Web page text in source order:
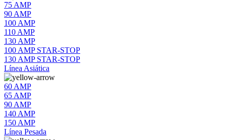
75 AMP
90 AMP
100 AMP
110 AMP
130 AMP
100 AMP STAR-STOP
130 AMP STAR-STOP
Línea Asiática
60 AMP
65 AMP
90 AMP
140 AMP
150 AMP
Línea Pesada